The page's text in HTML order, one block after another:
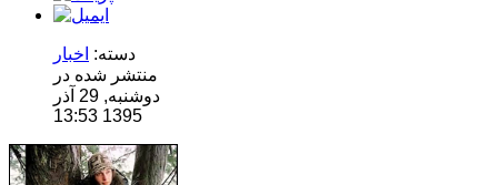
دسته: اخبار
منتشر شده در
دوشنبه, 29 آذر
1395 13:53